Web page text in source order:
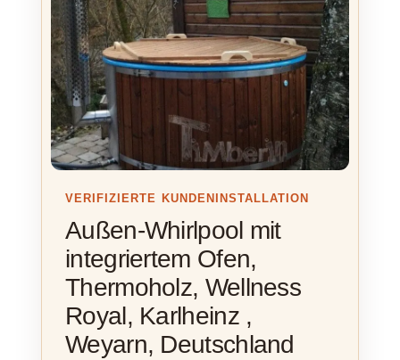
VERIFIZIERTE KUNDENINSTALLATION
Außen-Whirlpool mit
integriertem Ofen,
Thermoholz, Wellness
Royal, Karlheinz ,
Weyarn, Deutschland